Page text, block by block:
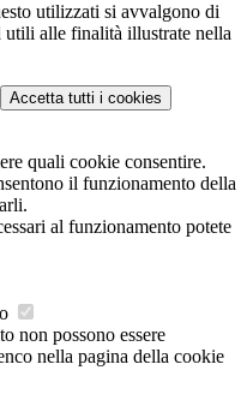
utilizzati si avvalgono di
utili alle finalità illustrate nella
Accetta tutti i cookies
quali cookie consentire.
il funzionamento della
al funzionamento potete
non possono essere
nella pagina della cookie